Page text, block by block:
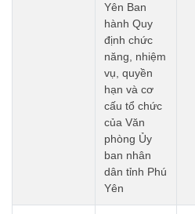
Yên Ban
hành Quy
định chức
năng, nhiệm
vụ, quyền
hạn và cơ
cấu tổ chức
của Văn
phòng Ủy
ban nhân
dân tỉnh Phú
Yên